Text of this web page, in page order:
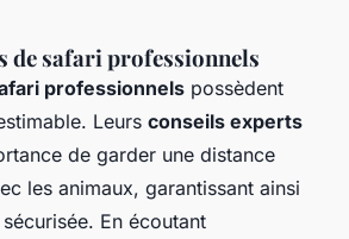
de safari professionnels
professionnels possèdent
Leurs conseils experts
de garder une distance
les animaux, garantissant ainsi
En écoutant